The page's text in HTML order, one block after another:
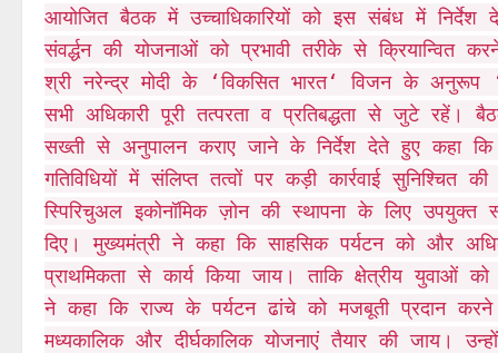
आयोजित बैठक में उच्चाधिकारियों को इस संबंध में
संवर्द्धन की योजनाओं को प्रभावी तरीके से क्रियान्वित
श्री नरेन्द्र मोदी के ‘विकसित भारत‘ विजन के अनुरूप
सभी अधिकारी पूरी तत्परता व प्रतिबद्धता से जुटे रहें।
सख्ती से अनुपालन कराए जाने के निर्देश देते हुए कहा कि
गतिविधियों में संलिप्त तत्वों पर कड़ी कार्रवाई सुनिश्चित
स्पिरिचुअल इकोनॉमिक ज़ोन की स्थापना के लिए उपयुक्त
दिए। मुख्यमंत्री ने कहा कि साहसिक पर्यटन को और
प्राथमिकता से कार्य किया जाय। ताकि क्षेत्रीय
ने कहा कि राज्य के पर्यटन ढांचे को मजबूती प्रदान
मध्यकालिक और दीर्घकालिक योजनाएं तैयार की जाय।